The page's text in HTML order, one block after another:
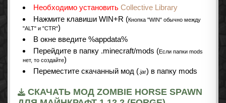
Необходимо установить Collective Library
Нажмите клавиши WIN+R (Кнопка "WIN" обычно между
"ALT" и "CTR")
В окне введите %appdata%
Перейдите в папку .minecraft/mods (Если папки mods
нет, то создайте)
Переместите скачанный мод ( .jar) в папку mods
СКАЧАТЬ МОД ZOMBIE HORSE SPAWN